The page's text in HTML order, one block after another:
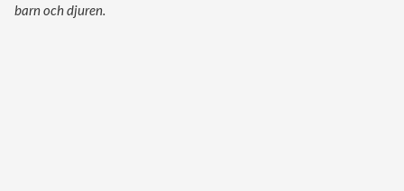
barn och djuren.